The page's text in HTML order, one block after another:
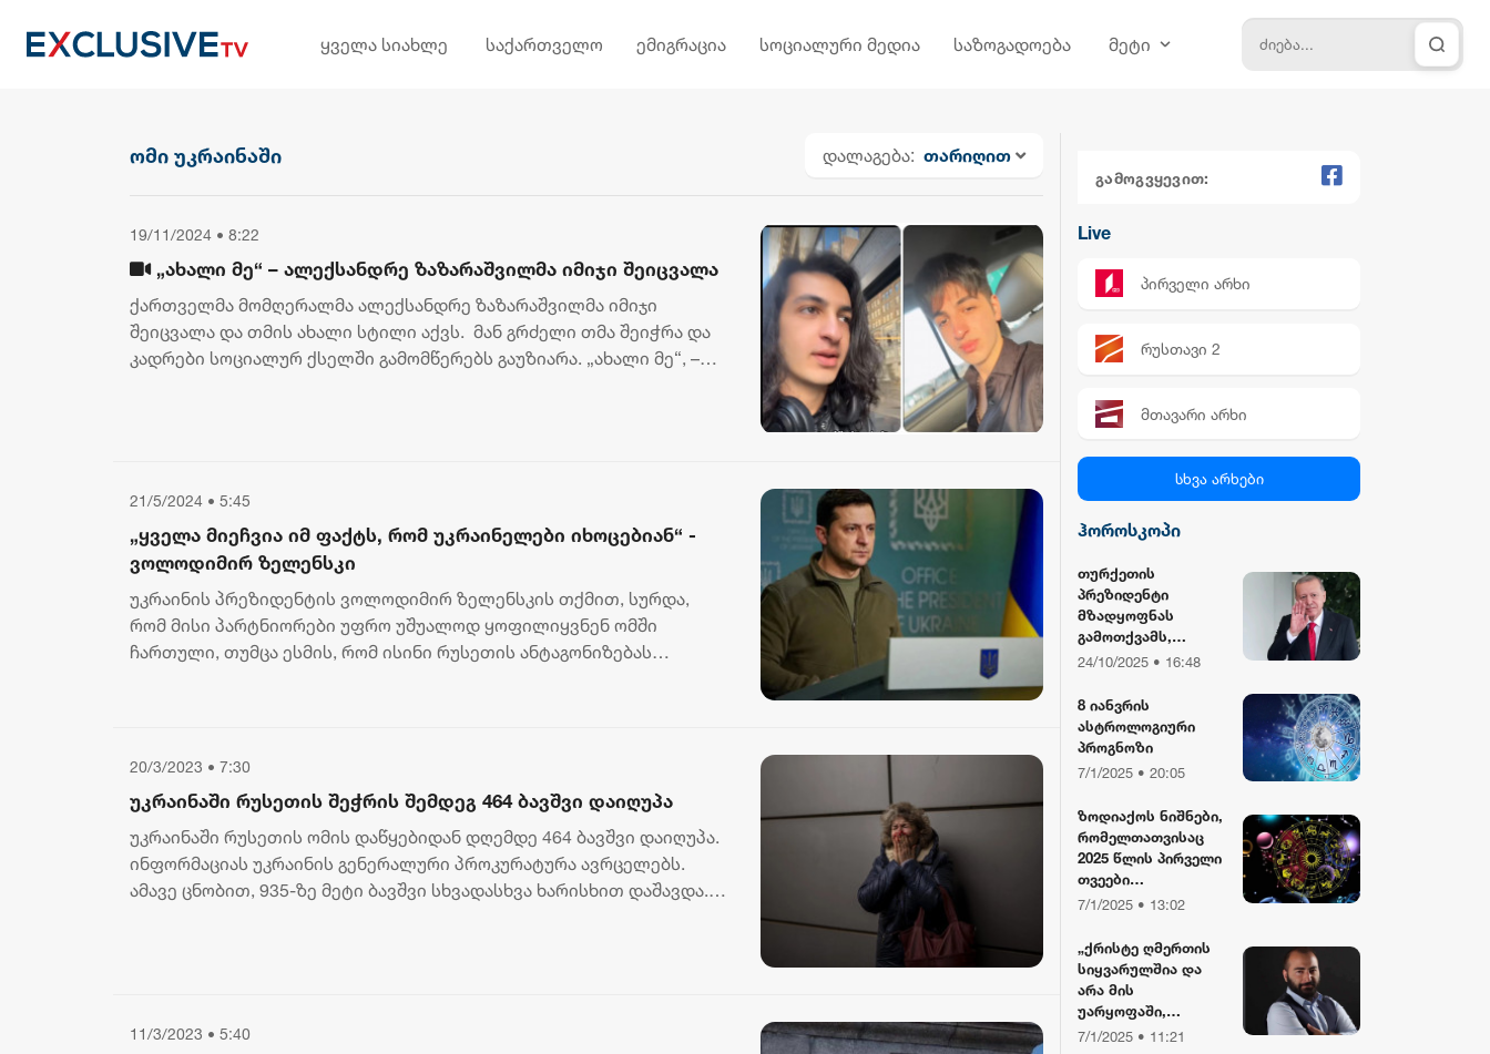
ყველა სიახლე საქართველო ემიგრაცია სოციალური მედია საზოგადოება მეტი
ომი უკრაინაში დალაგება: თარიღით
19/11/2024 • 8:22
„ახალი მე“ – ალექსანდრე ზაზარაშვილმა იმიჯი შეიცვალა
ქართველმა მომღერალმა ალექსანდრე ზაზარაშვილმა იმიჯი
შეიცვალა და თმის ახალი სტილი აქვს. მან გრძელი თმა შეიჭრა და
კადრები სოციალურ ქსელში გამომწერებს გაუზიარა. „ახალი მე“, –
21/5/2024 • 5:45
„ყველა მიეჩვია იმ ფაქტს, რომ უკრაინელები იხოცებიან“ -
ვოლოდიმირ ზელენსკი
უკრაინის პრეზიდენტის ვოლოდიმირ ზელენსკის თქმით, სურდა,
რომ მისი პარტნიორები უფრო უშუალოდ ყოფილიყვნენ ომში
ჩართული, თუმცა ესმის, რომ ისინი რუსეთის ანტაგონიზებას
20/3/2023 • 7:30
უკრაინაში რუსეთის შეჭრის შემდეგ 464 ბავშვი დაიღუპა
უკრაინაში რუსეთის ომის დაწყებიდან დღემდე 464 ბავშვი დაიღუპა.
ინფორმაციას უკრაინის გენერალური პროკურატურა ავრცელებს.
ამავე ცნობით, 935-ზე მეტი ბავშვი სხვადასხვა ხარისხით დაშავდა.
11/3/2023 • 5:40
გამოგვყევით:
Live
პირველი არხი
რუსთავი 2
მთავარი არხი
პალიტრა News
სილქ უნივერსალი
TV პირველი
რიონი
სხვა არხები
ჰოროსკოპი
თურქეთის
პრეზიდენტი
მზადყოფნას
გამოთქვამს,
რუსეთისა და აშშ-
მასპინძლობისთვის
24/10/2025 • 16:48
8 იანვრის
ასტროლოგიური
პროგნოზი
7/1/2025 • 20:05
ზოდიაქოს ნიშნები,
რომელთათვისაც
2025 წლის პირველი
თვეები
განსაკუთრებით
იქნება
7/1/2025 • 13:02
„ქრისტე ღმერთის
სიყვარულშია და
არა მის
უარყოფაში,
ბიბლიასთან და
7/1/2025 • 11:21